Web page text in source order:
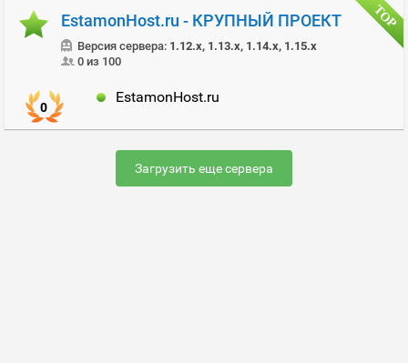
EstamonHost.ru - КРУПНЫЙ ПРОЕКТ
Версия сервера: 1.12.x, 1.13.x, 1.14.x, 1.15.x
0 из 100
0
EstamonHost.ru
Загрузить еще сервера